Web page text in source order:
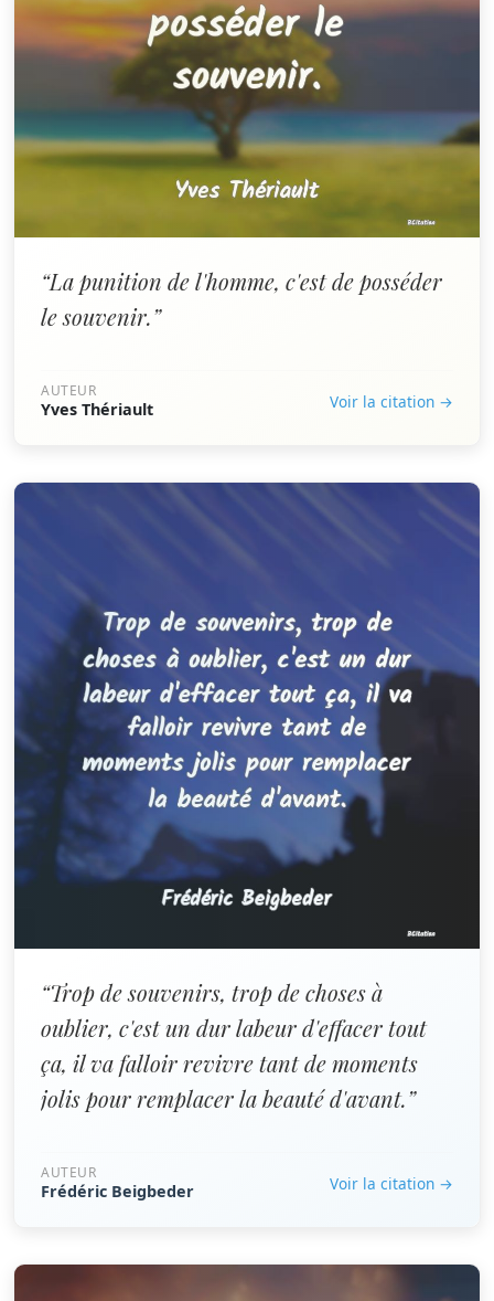
“La punition de l'homme, c'est de posséder
le souvenir.”
AUTEUR
Yves Thériault Voir la citation →
“Trop de souvenirs, trop de choses à
oublier, c'est un dur labeur d'effacer tout
ça, il va falloir revivre tant de moments
jolis pour remplacer la beauté d'avant.”
AUTEUR
Frédéric Beigbeder Voir la citation →